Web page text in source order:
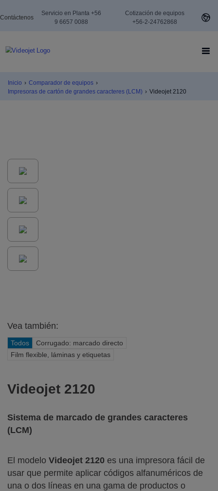
Contáctenos
Servicio en Planta +56
9 6657 0088
Cotización de equipos
+56-2-24762868
Inicio › Comparador de equipos ›
Impresoras de cartón de grandes caracteres (LCM) › Videojet 2120
Vea también:
Todos
Corrugado: marcado directo
Film flexible, láminas y etiquetas
Videojet 2120
Sistema de marcado de grandes caracteres
(LCM)
El modelo Videojet 2120 es una impresora fácil de
usar que permite aplicar códigos alfanuméricos de
una o dos líneas en una gama de productos o